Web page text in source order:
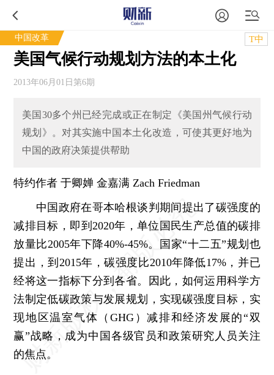
中国改革 T中
美国气候行动规划方法的本土化
2013年06月01日第6期
美国30多个州已经完成或正在制定《美国州气候行动
规划》。对其实施中国本土化改造，可使其更好地为
中国的政府决策提供帮助
特约作者 于卿婵 金嘉满 Zach Friedman
中国政府在哥本哈根谈判期间提出了碳强度的
减排目标，即到2020年，单位国民生产总值的碳排
放量比2005年下降40%-45%。国家“十二五”规划也
提出，到2015年，碳强度比2010年降低17%，并已
经将这一指标下分到各省。因此，如何运用科学方
法制定低碳政策与发展规划，实现碳强度目标，实
现地区温室气体（GHG）减排和经济发展的“双
赢”战略，成为中国各级官员和政策研究人员关注
的焦点。